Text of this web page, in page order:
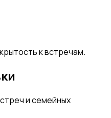
к встречам.
и семейных